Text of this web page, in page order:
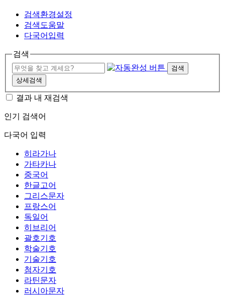
검색환경설정
검색도움말
다국어입력
검색
검색
상세검색
결과 내 재검색
인기 검색어
다국어 입력
히라가나
가타카나
중국어
한글고어
그리스문자
프랑스어
독일어
히브리어
괄호기호
학술기호
기술기호
첨자기호
라틴문자
러시아문자